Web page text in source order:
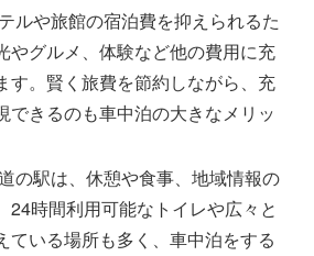
ルや旅館の宿泊費を抑えられるた
やグルメ、体験など他の費用に充
す。賢く旅費を節約しながら、充
できるのも車中泊の大きなメリッ
の駅は、休憩や食事、地域情報の
24時間利用可能なトイレや広々と
ている場所も多く、車中泊をする